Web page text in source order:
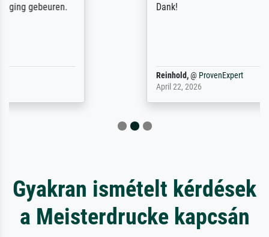
Dank!
Gyakran ismételt kérdések
a Meisterdrucke kapcsán